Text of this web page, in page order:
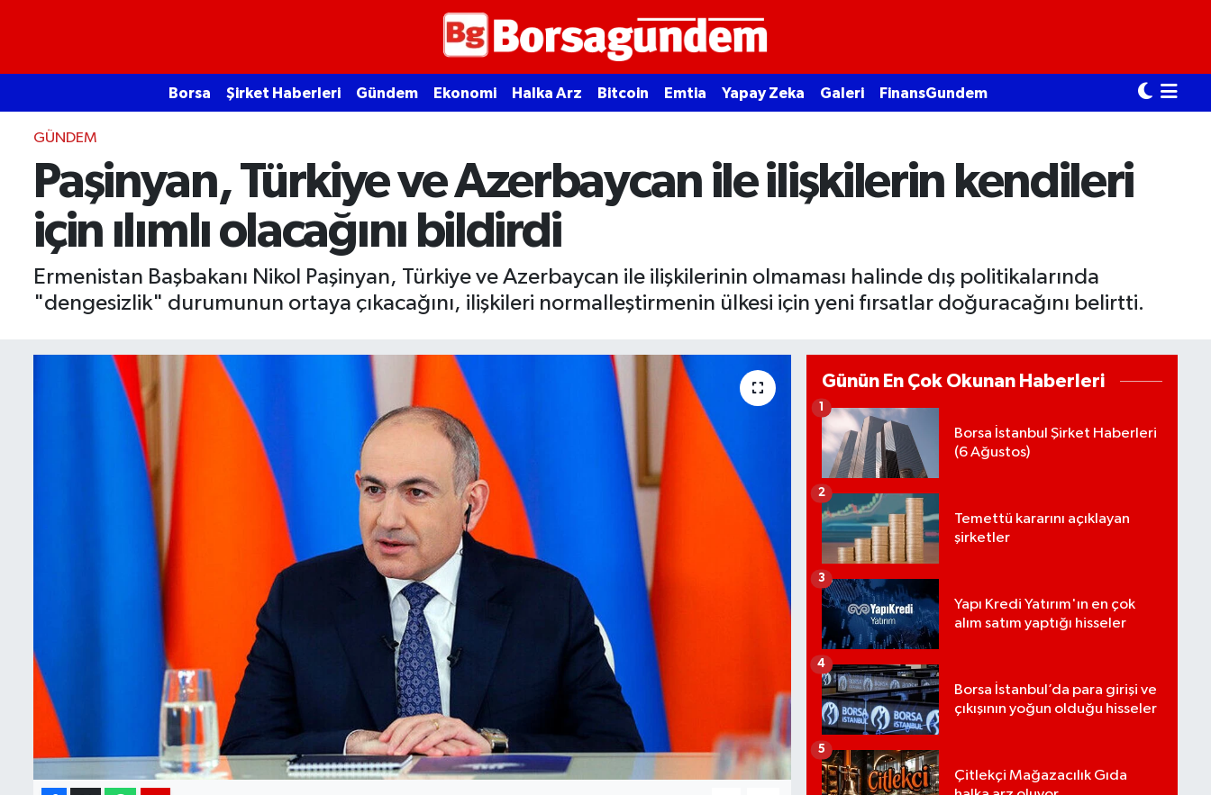
Borsa Şirket Haberleri Gündem Ekonomi Halka Arz Bitcoin Emtia Yapay Zeka Galeri FinansGundem
GÜNDEM
Paşinyan, Türkiye ve Azerbaycan ile ilişkilerin kendileri
için ılımlı olacağını bildirdi
Ermenistan Başbakanı Nikol Paşinyan, Türkiye ve Azerbaycan ile ilişkilerinin olmaması halinde dış politikalarında
"dengesizlik" durumunun ortaya çıkacağını, ilişkileri normalleştirmenin ülkesi için yeni fırsatlar doğuracağını belirtti.
Günün En Çok Okunan Haberleri
Borsa İstanbul Şirket Haberleri
(6 Ağustos)
1
Temettü kararını açıklayan
şirketler
2
Yapı Kredi Yatırım'ın en çok
alım satım yaptığı hisseler
3
Borsa İstanbul’da para girişi ve
çıkışının yoğun olduğu hisseler
4
Çitlekçi Mağazacılık Gıda
5
Ekonomi
Emtia
Galeri
Gündem
Bitcoin
Borsa Gundem
BIST 100 Isı Haritası
Coin Isı Haritası
Ekonomik Takvim
İletişim